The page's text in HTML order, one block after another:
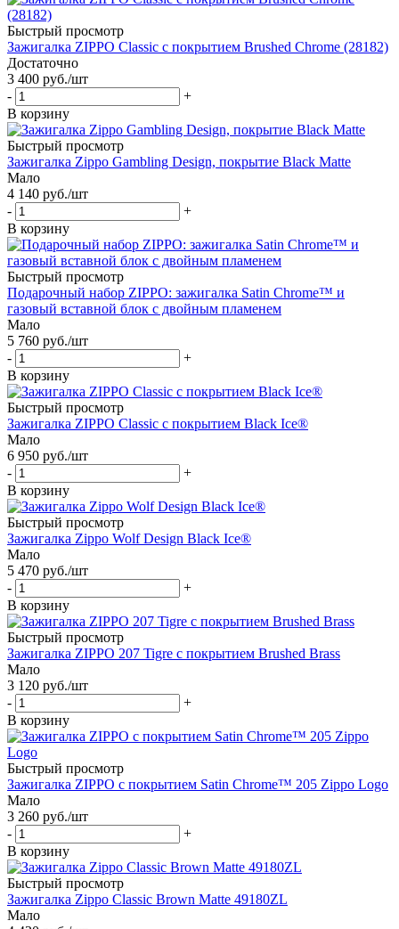
Быстрый просмотр
Зажигалка ZIPPO Classic с покрытием Brushed Chrome (28182)
Достаточно
3 400 руб./шт
-
+
В корзину
Быстрый просмотр
Зажигалка Zippo Gambling Design, покрытие Black Matte
Мало
4 140 руб./шт
-
+
В корзину
Быстрый просмотр
Подарочный набор ZIPPO: зажигалка Satin Chrome™ и
газовый вставной блок с двойным пламенем
Мало
5 760 руб./шт
-
+
В корзину
Быстрый просмотр
Зажигалка ZIPPO Classic с покрытием Black Ice®
Мало
6 950 руб./шт
-
+
В корзину
Быстрый просмотр
Зажигалка Zippo Wolf Design Black Ice®
Мало
5 470 руб./шт
-
+
В корзину
Быстрый просмотр
Зажигалка ZIPPO 207 Tigre с покрытием Brushed Brass
Мало
3 120 руб./шт
-
+
В корзину
Быстрый просмотр
Зажигалка ZIPPO с покрытием Satin Chrome™ 205 Zippo Logo
Мало
3 260 руб./шт
-
+
В корзину
Быстрый просмотр
Зажигалка Zippo Classic Brown Matte 49180ZL
Мало